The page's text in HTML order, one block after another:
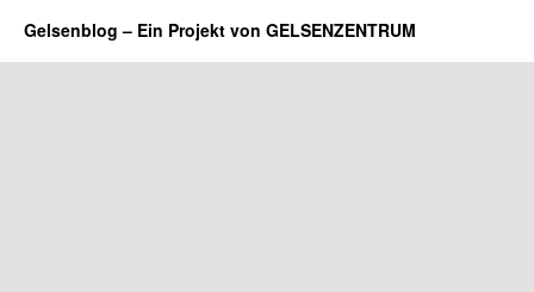
Gelsenblog – Ein Projekt von GELSENZENTRUM